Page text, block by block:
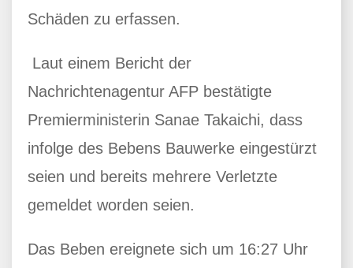
Schäden zu erfassen.
Laut einem Bericht der
Nachrichtenagentur AFP bestätigte
Premierministerin Sanae Takaichi, dass
infolge des Bebens Bauwerke eingestürzt
seien und bereits mehrere Verletzte
gemeldet worden seien.
Das Beben ereignete sich um 16:27 Uhr